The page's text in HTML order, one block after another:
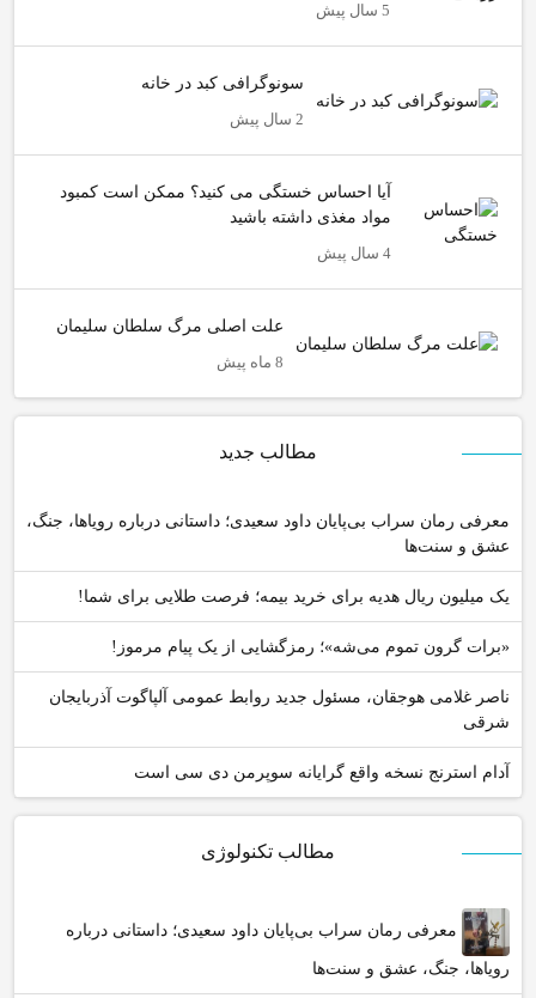
مطالب تکنولوژی
معرفی رمان سراب بی‌پایان داود سعیدی؛ داستانی درباره
رویاها، جنگ، عشق و سنت‌ها
5 سال پیش
سونوگرافی کبد در خانه
2 سال پیش
آیا احساس خستگی می کنید؟ ممکن است کمبود
مواد مغذی داشته باشید
4 سال پیش
علت اصلی مرگ سلطان سلیمان
8 ماه پیش
مطالب جدید
معرفی رمان سراب بی‌پایان داود سعیدی؛ داستانی درباره رویاها، جنگ،
عشق و سنت‌ها
یک میلیون ریال هدیه برای خرید بیمه؛ فرصت طلایی برای شما!
«برات گرون تموم می‌شه»؛ رمزگشایی از یک پیام مرموز!
ناصر غلامی هوجقان، مسئول جدید روابط عمومی آلپاگوت آذربایجان
شرقی
آدام استرنج نسخه واقع گرایانه سوپرمن دی سی است